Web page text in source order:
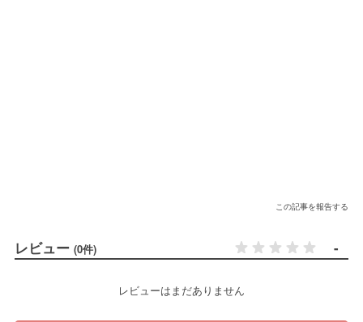
この記事を報告する
レビュー (0件) -
レビューはまだありません